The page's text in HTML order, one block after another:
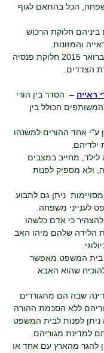
הכל בהתאם לגוף
חלוקת הרכוש
והמזונות.
בין בני זוג שנפרדו – החל מפברואר 2015 חלוקת פנסיה
הצדדים.
ראייה – הסדר בין הורי
המשותפים הכולל בין
ע"י אחד ההורים למשנהו
ילדיהם.
מחייב במצבים
ולא מספיק לפנות
ניתן גם לתבוע
לענייני משפחה.
כי אדם כלשהו
הלידה שלהם מיהו האב
בית המשפט מאפשר
שהוא האבא
שבה הם מתגוררים
ללא הסכמת ההורה
לפנות לבית המשפט
למדינת מגוריהם.
להגר מהארץ עם אחד או